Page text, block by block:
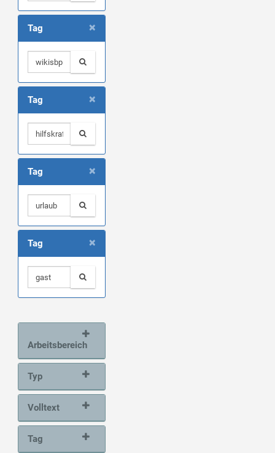
×
Tag
×
Tag
×
Tag
×
Tag
Arbeitsbereich
Typ
Volltext
Tag